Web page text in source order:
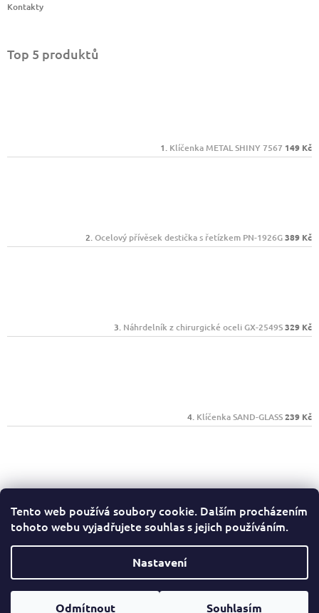
Tento web používá soubory cookie. Dalším procházením
tohoto webu vyjadřujete souhlas s jejich používáním.
Nastavení
Odmítnout Souhlasím
Kontakty
Top 5 produktů
Klíčenka METAL SHINY 7567 149 Kč
Ocelový přívěsek destička s řetízkem PN-1926G389 Kč
Náhrdelník z chirurgické oceli GX-2549S329 Kč
Klíčenka SAND-GLASS239 Kč
Psací sada Mark Twain 1385603 389 Kč
Facebook
Vytvořil Shoptet Copyright 2026 Ryjeme4ever.cz. Všechna práva